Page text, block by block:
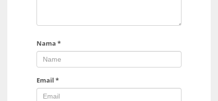
Nama *
Email *